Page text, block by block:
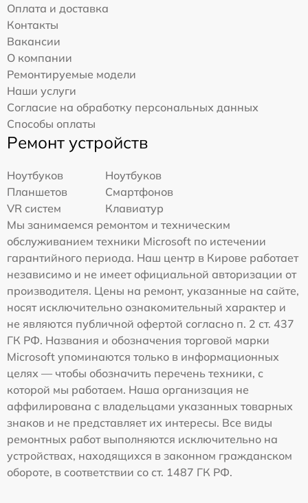
Оплата и доставка
Контакты
Вакансии
О компании
Ремонтируемые модели
Наши услуги
Согласие на обработку персональных данных
Способы оплаты
Ремонт устройств
Ноутбуков
Ноутбуков
Планшетов
Смартфонов
VR систем
Клавиатур
Мы занимаемся ремонтом и техническим
обслуживанием техники Microsoft по истечении
гарантийного периода. Наш центр в Кирове работает
независимо и не имеет официальной авторизации от
производителя. Цены на ремонт, указанные на сайте,
носят исключительно ознакомительный характер и
не являются публичной офертой согласно п. 2 ст. 437
ГК РФ. Названия и обозначения торговой марки
Microsoft упоминаются только в информационных
целях — чтобы обозначить перечень техники, с
которой мы работаем. Наша организация не
аффилирована с владельцами указанных товарных
знаков и не представляет их интересы. Все виды
ремонтных работ выполняются исключительно на
устройствах, находящихся в законном гражданском
обороте, в соответствии со ст. 1487 ГК РФ.